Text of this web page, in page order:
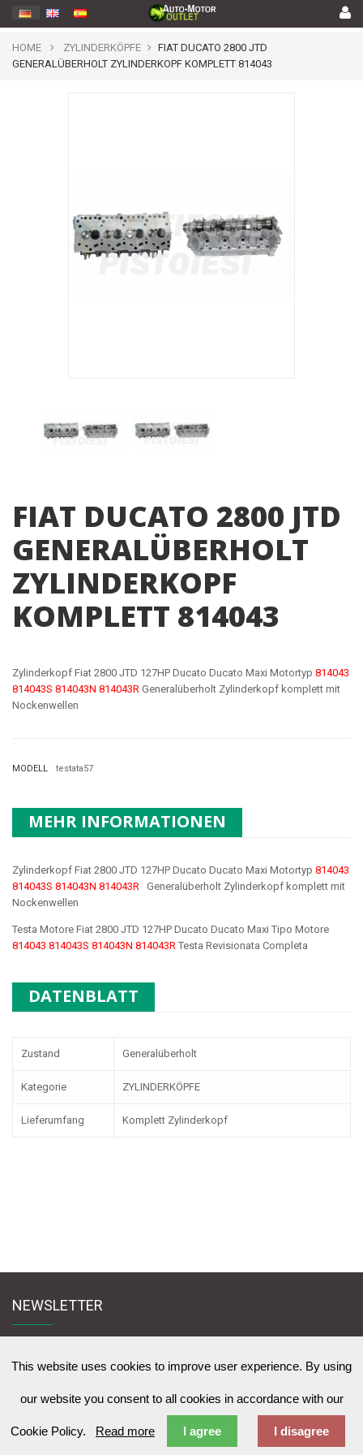
HOME ZYLINDERKÖPFE
FIAT DUCATO 2800 JTD
GENERALÜBERHOLT ZYLINDERKOPF KOMPLETT 814043
FIAT DUCATO 2800 JTD
GENERALÜBERHOLT
ZYLINDERKOPF
KOMPLETT 814043
Zylinderkopf Fiat 2800 JTD 127HP Ducato Ducato Maxi Motortyp 814043
814043S 814043N 814043R Generalüberholt Zylinderkopf komplett mit
Nockenwellen
MODELL testata57
MEHR INFORMATIONEN
Zylinderkopf Fiat 2800 JTD 127HP Ducato Ducato Maxi Motortyp 814043
814043S 814043N 814043R
Generalüberholt Zylinderkopf komplett mit
Nockenwellen
Testa Motore Fiat 2800 JTD 127HP Ducato Ducato Maxi Tipo Motore
814043 814043S 814043N 814043R Testa Revisionata Completa
DATENBLATT
Zustand Generalüberholt
Kategorie ZYLINDERKÖPFE
Lieferumfang Komplett Zylinderkopf
NEWSLETTER
This website uses cookies to improve user experience. By using
our website you consent to all cookies in accordance with our
Cookie Policy. Read more I agree I disagree